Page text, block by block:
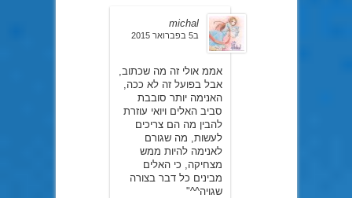
michal
ב5 בפברואר 2015
אממ אולי זה מה שכתוב,
אבל בפועל זה לא ככה,
האנימה יותר סובבת
סביב האלים ויואי עוזרת
להבין מה הם צריכים
לעשות, מה שגורם
לאנימה להיות ממש
מצחיקה, כי האלים
מבינים כל דבר בצורה
שגויה^^"